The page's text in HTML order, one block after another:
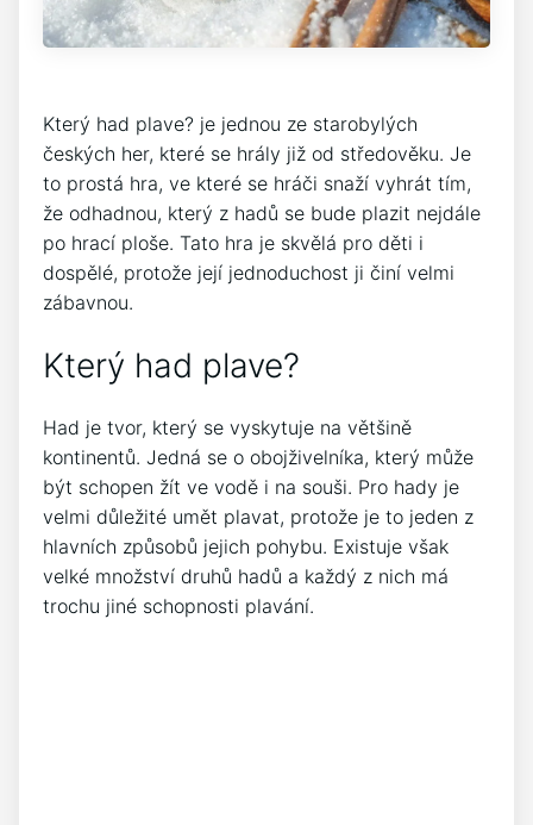
Který had plave? je jednou ze starobylých
českých her, které se hrály již od středověku. Je
to prostá hra, ve které se hráči snaží vyhrát tím,
že odhadnou, který z hadů se bude plazit nejdále
po hrací ploše. Tato hra je skvělá pro děti i
dospělé, protože její jednoduchost ji činí velmi
zábavnou.
Který had plave?
Had je tvor, který se vyskytuje na většině
kontinentů. Jedná se o obojživelníka, který může
být schopen žít ve vodě i na souši. Pro hady je
velmi důležité umět plavat, protože je to jeden z
hlavních způsobů jejich pohybu. Existuje však
velké množství druhů hadů a každý z nich má
trochu jiné schopnosti plavání.